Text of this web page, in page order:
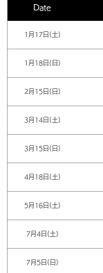
Date
1月17日(土)
1月18日(日)
2月15日(日)
3月14日(土)
3月15日(日)
4月18日(土)
5月16日(土)
7月4日(土)
7月5日(日)